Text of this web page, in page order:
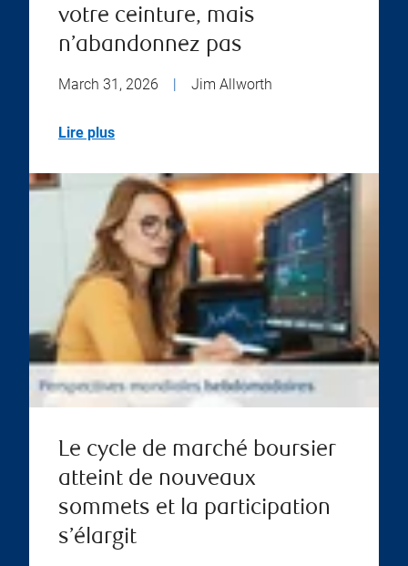
votre ceinture, mais
n’abandonnez pas
March 31, 2026 | Jim Allworth
Lire plus
Le cycle de marché boursier
atteint de nouveaux
sommets et la participation
s’élargit